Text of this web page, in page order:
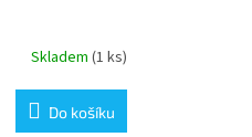
Skladem (1 ks)
Do košíku